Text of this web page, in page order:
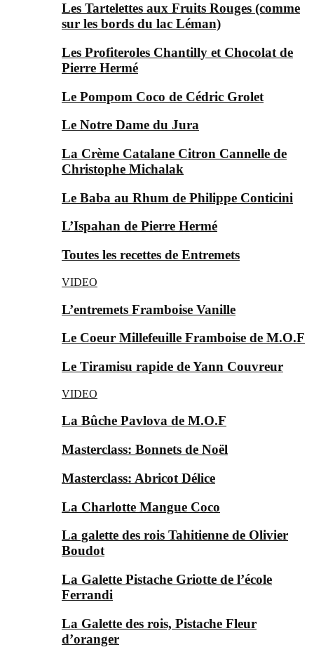
Les Tartelettes aux Fruits Rouges (comme
sur les bords du lac Léman)
Les Profiteroles Chantilly et Chocolat de
Pierre Hermé
Le Pompom Coco de Cédric Grolet
Le Notre Dame du Jura
La Crème Catalane Citron Cannelle de
Christophe Michalak
Le Baba au Rhum de Philippe Conticini
L’Ispahan de Pierre Hermé
Toutes les recettes de Entremets
VIDEO
L’entremets Framboise Vanille
Le Coeur Millefeuille Framboise de M.O.F
Le Tiramisu rapide de Yann Couvreur
VIDEO
La Bûche Pavlova de M.O.F
Masterclass: Bonnets de Noël
Masterclass: Abricot Délice
La Charlotte Mangue Coco
La galette des rois Tahitienne de Olivier
Boudot
La Galette Pistache Griotte de l’école
Ferrandi
La Galette des rois, Pistache Fleur
d’oranger